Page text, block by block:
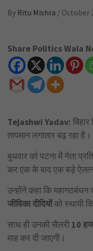
By Ritu Mishra / October
Share Politics Wala
Tejashwi Yadav:
तापमान लगातार बढ़ रहा है।
बुधवार को पटना में नेता
कर एक के बाद एक बड़े
उन्होंने कहा कि महागठबंधन
जीविका दीदियोंको स्थायी
साथ ही उनकी सैलरी 10
माह कर दी जाएगी।